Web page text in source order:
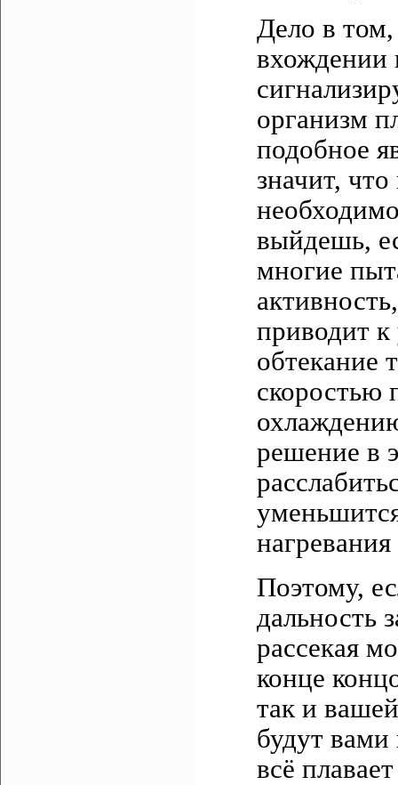
Дело в
вхождении
организм
подобное
значит,
выйдешь,
многие
приводит
обтекание
скоростью
решение в
Поэтому,
дальность
рассекая
конце
так и
будут вами
всё